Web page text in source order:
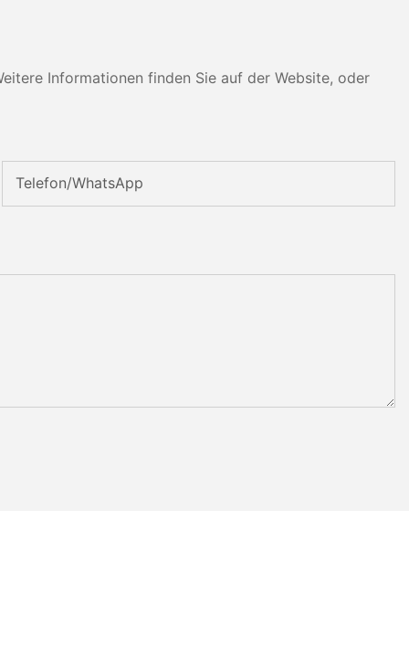
Informationen finden Sie auf der Website, oder
Telefon/WhatsApp